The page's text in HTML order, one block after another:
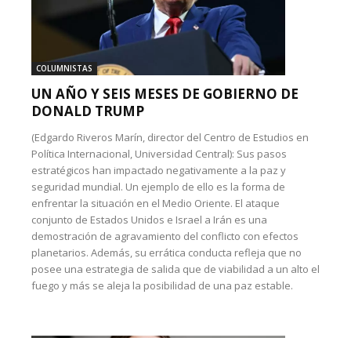
COLUMNISTAS
UN AÑO Y SEIS MESES DE GOBIERNO DE
DONALD TRUMP
(Edgardo Riveros Marín, director del Centro de Estudios en
Política Internacional, Universidad Central): Sus pasos
estratégicos han impactado negativamente a la paz y
seguridad mundial. Un ejemplo de ello es la forma de
enfrentar la situación en el Medio Oriente. El ataque
conjunto de Estados Unidos e Israel a Irán es una
demostración de agravamiento del conflicto con efectos
planetarios. Además, su errática conducta refleja que no
posee una estrategia de salida que de viabilidad a un alto el
fuego y más se aleja la posibilidad de una paz estable.